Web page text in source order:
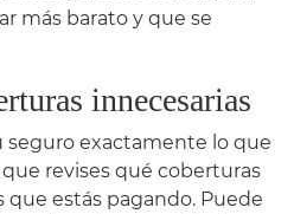
más barato y que se
innecesarias
seguro exactamente lo que
revises qué coberturas
que estás pagando. Puede